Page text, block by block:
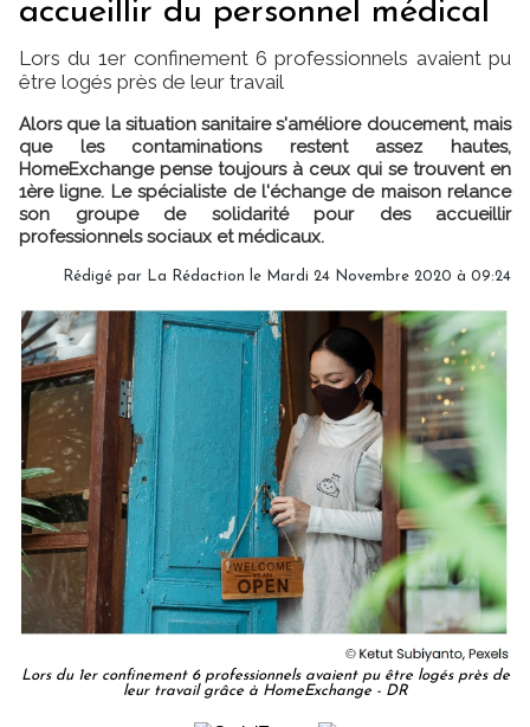
accueillir du personnel médical
Lors du 1er confinement 6 professionnels avaient pu
être logés près de leur travail
Alors que la situation sanitaire s'améliore doucement, mais
que les contaminations restent assez hautes,
HomeExchange pense toujours à ceux qui se trouvent en
1ère ligne. Le spécialiste de l'échange de maison relance
son groupe de solidarité pour des accueillir
professionnels sociaux et médicaux.
Rédigé par La Rédaction le Mardi 24 Novembre 2020 à 09:24
Lors du 1er confinement 6 professionnels avaient pu être logés près de
leur travail grâce à HomeExchange - DR